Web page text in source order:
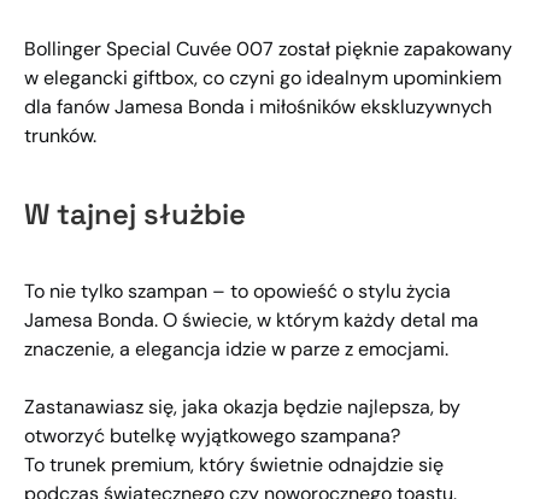
Bollinger Special Cuvée 007 został pięknie zapakowany
w elegancki giftbox, co czyni go idealnym upominkiem
dla fanów Jamesa Bonda i miłośników ekskluzywnych
trunków.
W tajnej służbie
To nie tylko szampan – to opowieść o stylu życia
Jamesa Bonda. O świecie, w którym każdy detal ma
znaczenie, a elegancja idzie w parze z emocjami.
Zastanawiasz się, jaka okazja będzie najlepsza, by
otworzyć butelkę wyjątkowego szampana?
To trunek premium, który świetnie odnajdzie się
podczas świątecznego czy noworocznego toastu.